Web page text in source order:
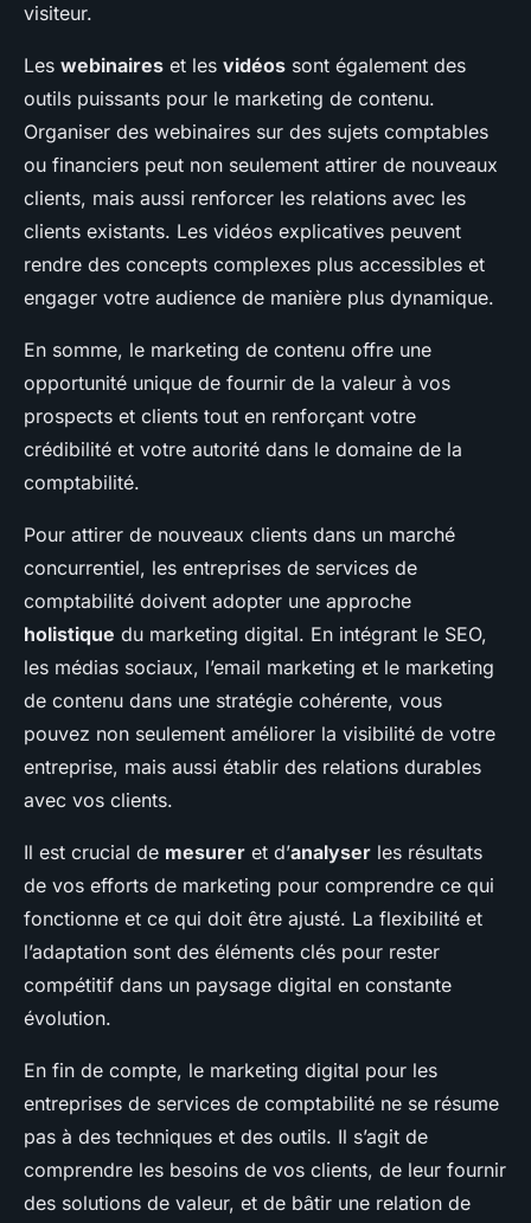
visiteur.
Les webinaires et les vidéos sont également des
outils puissants pour le marketing de contenu.
Organiser des webinaires sur des sujets comptables
ou financiers peut non seulement attirer de nouveaux
clients, mais aussi renforcer les relations avec les
clients existants. Les vidéos explicatives peuvent
rendre des concepts complexes plus accessibles et
engager votre audience de manière plus dynamique.
En somme, le marketing de contenu offre une
opportunité unique de fournir de la valeur à vos
prospects et clients tout en renforçant votre
crédibilité et votre autorité dans le domaine de la
comptabilité.
Pour attirer de nouveaux clients dans un marché
concurrentiel, les entreprises de services de
comptabilité doivent adopter une approche
holistique du marketing digital. En intégrant le SEO,
les médias sociaux, l’email marketing et le marketing
de contenu dans une stratégie cohérente, vous
pouvez non seulement améliorer la visibilité de votre
entreprise, mais aussi établir des relations durables
avec vos clients.
Il est crucial de mesurer et d’analyser les résultats
de vos efforts de marketing pour comprendre ce qui
fonctionne et ce qui doit être ajusté. La flexibilité et
l’adaptation sont des éléments clés pour rester
compétitif dans un paysage digital en constante
évolution.
En fin de compte, le marketing digital pour les
entreprises de services de comptabilité ne se résume
pas à des techniques et des outils. Il s’agit de
comprendre les besoins de vos clients, de leur fournir
des solutions de valeur, et de bâtir une relation de